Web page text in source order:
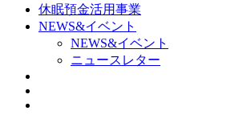
休眠預金活用事業
NEWS&イベント
NEWS&イベント
ニュースレター